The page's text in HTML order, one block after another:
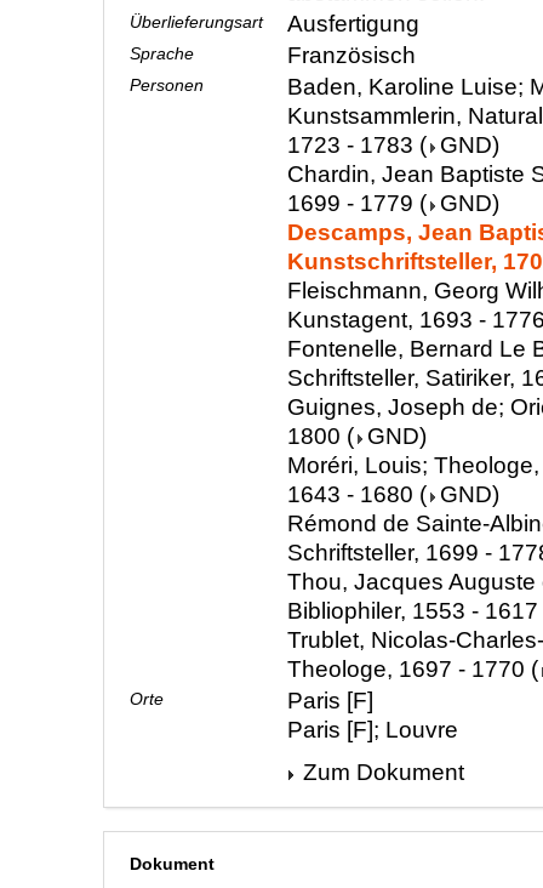
Überlieferungsart Ausfertigung
Sprache Französisch
Personen
Baden, Karoline Luise;
Kunstsammlerin,
1723 - 1783 ( GND)
Chardin, Jean Baptiste
1699 - 1779 ( GND)
Descamps, Jean
Kunstschriftsteller,
Fleischmann, Georg
Kunstagent, 1693 -
Fontenelle, Bernard Le
Schriftsteller, Satiriker,
Guignes, Joseph de;
1800 ( GND)
Moréri, Louis;
1643 - 1680 ( GND)
Rémond de Sainte-
Schriftsteller, 1699 -
Thou, Jacques Auguste
Bibliophiler, 1553 - 1617
Trublet, Nicolas-
Theologe, 1697 - 1770 (
Orte
Paris [F]
Paris [F]; Louvre
Zum Dokument
Dokument